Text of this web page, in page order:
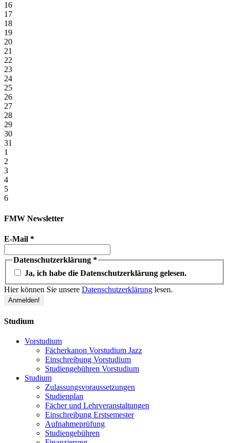
16
17
18
19
20
21
22
23
24
25
26
27
28
29
30
31
1
2
3
4
5
6
FMW Newsletter
E-Mail *
Datenschutzerklärung *
Ja, ich habe die Datenschutzerklärung gelesen.
Hier können Sie unsere Datenschutzerklärung lesen.
Studium
Vorstudium
Fächerkanon Vorstudium Jazz
Einschreibung Vorstudium
Studiengebühren Vorstudium
Studium
Zulassungsvoraussetzungen
Studienplan
Fächer und Lehrveranstaltungen
Einschreibung Erstsemester
Aufnahmeprüfung
Studiengebühren